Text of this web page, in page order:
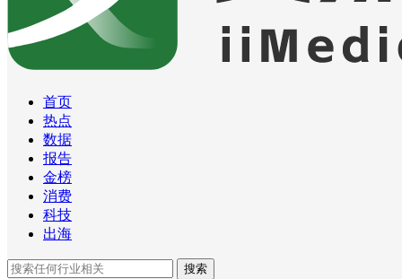
首页
热点
数据
报告
金榜
消费
科技
出海
搜索